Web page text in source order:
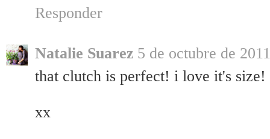
Responder
Natalie Suarez 5 de octubre de
that clutch is perfect! i love it's size!
xx